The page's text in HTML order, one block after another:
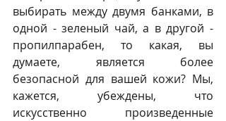
выбирать между двумя банками, в
одной - зеленый чай, а в другой -
пропилпарабен, то какая, вы
думаете, является более
безопасной для вашей кожи? Мы,
кажется, убеждены, что
искусственно произведенные